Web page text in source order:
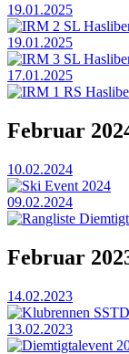
19.01.2025
IRM 2 SL
19.01.2025
IRM 3 SL
17.01.2025
IRM 1 RS
Februar
10.02.2024
Ski Event 2024
09.02.2024
Rangliste
Februar
14.02.2023
Klubrennen
13.02.2023
Diemtigtalevent